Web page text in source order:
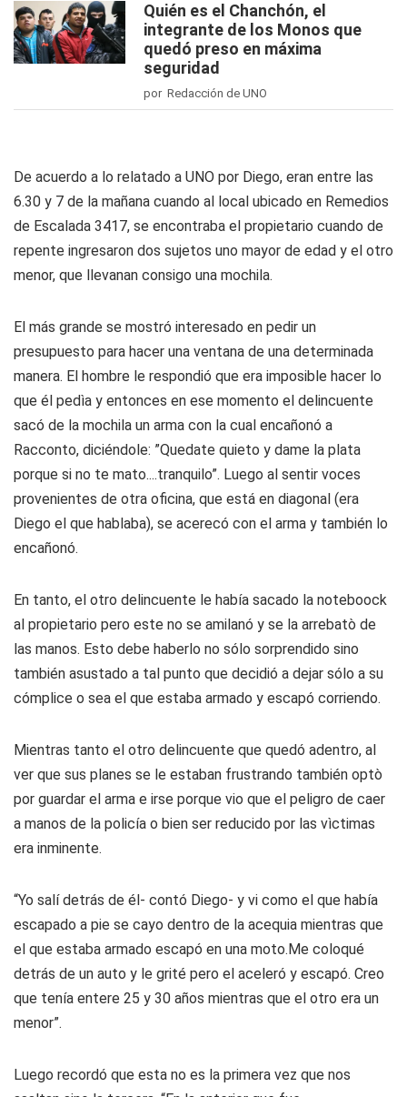
Quién es el Chanchón, el
integrante de los Monos que
quedó preso en máxima
seguridad
por Redacción de UNO
De acuerdo a lo relatado a UNO por Diego, eran entre las
6.30 y 7 de la mañana cuando al local ubicado en Remedios
de Escalada 3417, se encontraba el propietario cuando de
repente ingresaron dos sujetos uno mayor de edad y el otro
menor, que llevanan consigo una mochila.
El más grande se mostró interesado en pedir un
presupuesto para hacer una ventana de una determinada
manera. El hombre le respondió que era imposible hacer lo
que él pedìa y entonces en ese momento el delincuente
sacó de la mochila un arma con la cual encañonó a
Racconto, diciéndole: ”Quedate quieto y dame la plata
porque si no te mato....tranquilo”. Luego al sentir voces
provenientes de otra oficina, que está en diagonal (era
Diego el que hablaba), se acerecó con el arma y también lo
encañonó.
En tanto, el otro delincuente le había sacado la noteboock
al propietario pero este no se amilanó y se la arrebatò de
las manos. Esto debe haberlo no sólo sorprendido sino
también asustado a tal punto que decidió a dejar sólo a su
cómplice o sea el que estaba armado y escapó corriendo.
Mientras tanto el otro delincuente que quedó adentro, al
ver que sus planes se le estaban frustrando también optò
por guardar el arma e irse porque vio que el peligro de caer
a manos de la policía o bien ser reducido por las vìctimas
era inminente.
“Yo salí detrás de él- contó Diego- y vi como el que había
escapado a pie se cayo dentro de la acequia mientras que
el que estaba armado escapó en una moto.Me coloqué
detrás de un auto y le grité pero el aceleró y escapó. Creo
que tenía entere 25 y 30 años mientras que el otro era un
menor”.
Luego recordó que esta no es la primera vez que nos